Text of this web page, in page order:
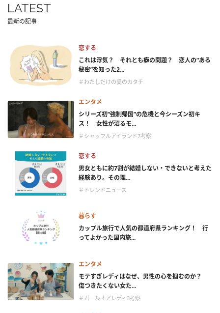
LATEST
最新の記事
恋する
これは浮気？ それとも癖の問題？ 恋人の“ある
秘密”を知った2...
＃わたしだけの愛のカタチ
エンタメ
シリーズ初“強制帰国”の危機と今シーズン初キ
ス！ 女性が沼るモ...
＃シャッフルアイランド7考察
恋する
男女ともに約7割が結婚しない・できないと考えた
経験あり。その理...
＃トレンドニュース
暮らす
カップル旅行で人気の都道府県ランキング！ 行
ってよかった国内旅...
エンタメ
モテすぎレディはなぜ、男性の心を掴むのか？
傷つきたくない女た...
＃ガールオアレディ3考察